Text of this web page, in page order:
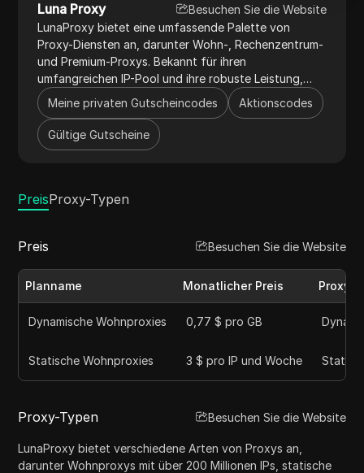
Luna Proxy
Besuchen Sie die Website
LunaProxy bietet eine umfassende Palette von
Proxy-Diensten an, darunter Wohn-, Rechenzentrum-
und Premium-Proxys. Bekannt für ihren
umfangreichen IP-Pool und ihre robuste Leistung,
gewährleistet LunaProxy
hochgeschwindigkeitsfähige, zuverlässige
Verbindungen, die sich für Web-Scraping, Social-
Media-Management und den Zugriff auf geo-
flexible Preispläne sowie nahtlose Integration mit
mehreren Tools. Ihr engagierter Kundenservice und
ersten Wahl für Unternehmen und Privatpersonen.
Meine privaten Gutscheincodes Aktionscodes
Gültige Gutscheine
PreisProxy-Typen
Preis Besuchen Sie die Website
Planname Monatlicher Preis Proxy-
Dynamische Wohnproxies 0,77 $ pro GB
Statische Wohnproxies 3 $ pro IP und Woche
Proxy-Typen Besuchen Sie die Website
LunaProxy bietet verschiedene Arten von Proxys an,
darunter Wohnproxys mit über 200 Millionen IPs, statische